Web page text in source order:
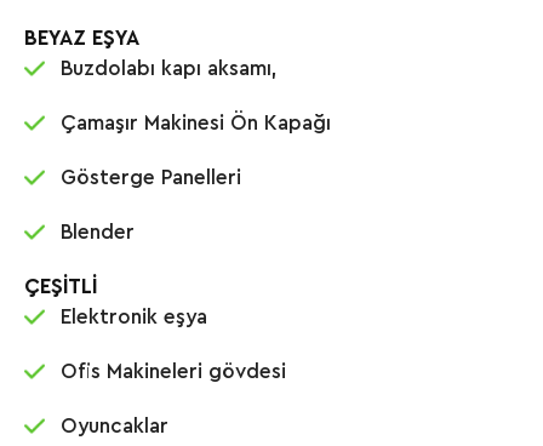
BEYAZ EŞYA
Buzdolabı kapı aksamı,
Çamaşır Makinesi Ön Kapağı
Gösterge Panelleri
Blender
ÇEŞİTLİ
Elektronik eşya
Ofis Makineleri gövdesi
Oyuncaklar